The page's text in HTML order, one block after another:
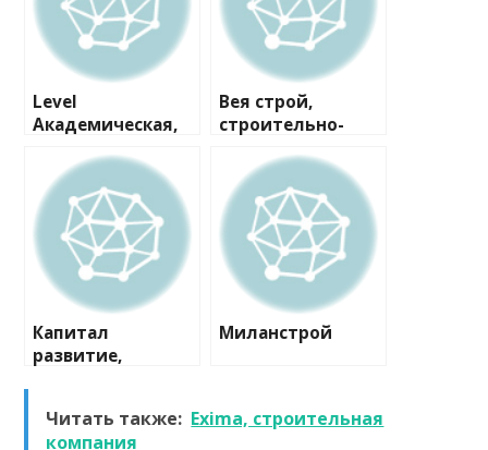
Level
Академическая,
Вея строй,
строительно-
компания
Капитал
развитие,
Миланстрой
Читать также: Exima, строительная
компания